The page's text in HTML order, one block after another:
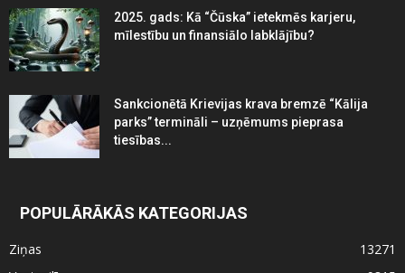
2025. gads: Kā “Čūska” ietekmēs karjeru,
mīlestību un finansiālo labklājību?
Sankcionētā Krievijas krava bremzē “Kālija
parks” termināli – uzņēmums pieprasa
tiesības...
POPULĀRĀKĀS KATEGORIJAS
Ziņas
13271